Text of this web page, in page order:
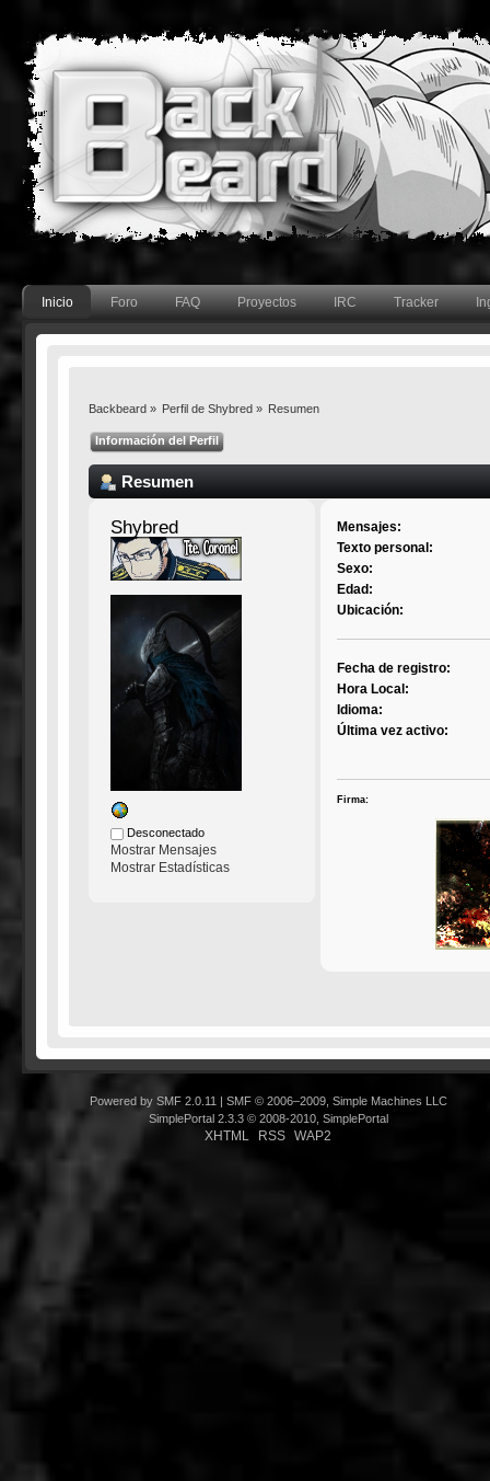
Inicio Foro FAQ Proyectos IRC Tracker
Backbeard» Perfil de Shybred» Resumen
Información del Perfil
Resumen
Shybred
Desconectado
Mostrar Mensajes
Mostrar Estadísticas
Mensajes:
Texto personal:
Sexo:
Edad:
Ubicación:
Fecha de registro:
Hora Local:
Idioma:
Última vez activo:
Firma:
Powered by SMF 2.0.11
SMF © 2006–2009, Simple Machines LLC
SimplePortal 2.3.3 © 2008-2010, SimplePortal
XHTML RSS WAP2